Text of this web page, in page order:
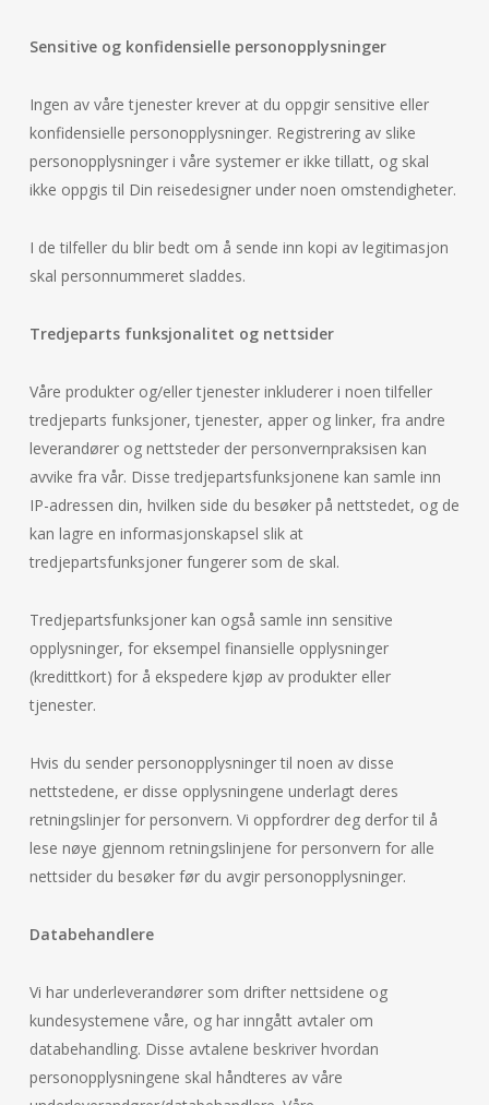
Sensitive og konfidensielle personopplysninger
Ingen av våre tjenester krever at du oppgir sensitive eller
konfidensielle personopplysninger. Registrering av slike
personopplysninger i våre systemer er ikke tillatt, og skal
ikke oppgis til Din reisedesigner under noen omstendigheter.
I de tilfeller du blir bedt om å sende inn kopi av legitimasjon
skal personnummeret sladdes.
Tredjeparts funksjonalitet og nettsider
Våre produkter og/eller tjenester inkluderer i noen tilfeller
tredjeparts funksjoner, tjenester, apper og linker, fra andre
leverandører og nettsteder der personvernpraksisen kan
avvike fra vår. Disse tredjepartsfunksjonene kan samle inn
IP-adressen din, hvilken side du besøker på nettstedet, og de
kan lagre en informasjonskapsel slik at
tredjepartsfunksjoner fungerer som de skal.
Tredjepartsfunksjoner kan også samle inn sensitive
opplysninger, for eksempel finansielle opplysninger
(kredittkort) for å ekspedere kjøp av produkter eller
tjenester.
Hvis du sender personopplysninger til noen av disse
nettstedene, er disse opplysningene underlagt deres
retningslinjer for personvern. Vi oppfordrer deg derfor til å
lese nøye gjennom retningslinjene for personvern for alle
nettsider du besøker før du avgir personopplysninger.
Databehandlere
Vi har underleverandører som drifter nettsidene og
kundesystemene våre, og har inngått avtaler om
databehandling. Disse avtalene beskriver hvordan
personopplysningene skal håndteres av våre